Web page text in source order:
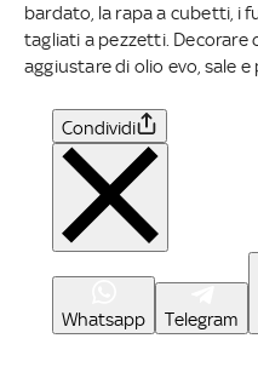
bardato, la rapa a cubetti, i
tagliati a pezzetti. Decorare
aggiustare di olio evo, sale e
Condividi
Whatsapp Telegram